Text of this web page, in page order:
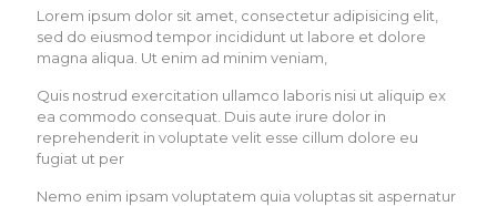
Lorem ipsum dolor sit amet, consectetur adipisicing elit,
sed do eiusmod tempor incididunt ut labore et dolore
magna aliqua. Ut enim ad minim veniam,
Quis nostrud exercitation ullamco laboris nisi ut aliquip ex
ea commodo consequat. Duis aute irure dolor in
reprehenderit in voluptate velit esse cillum dolore eu
fugiat ut per
Nemo enim ipsam voluptatem quia voluptas sit aspernatur